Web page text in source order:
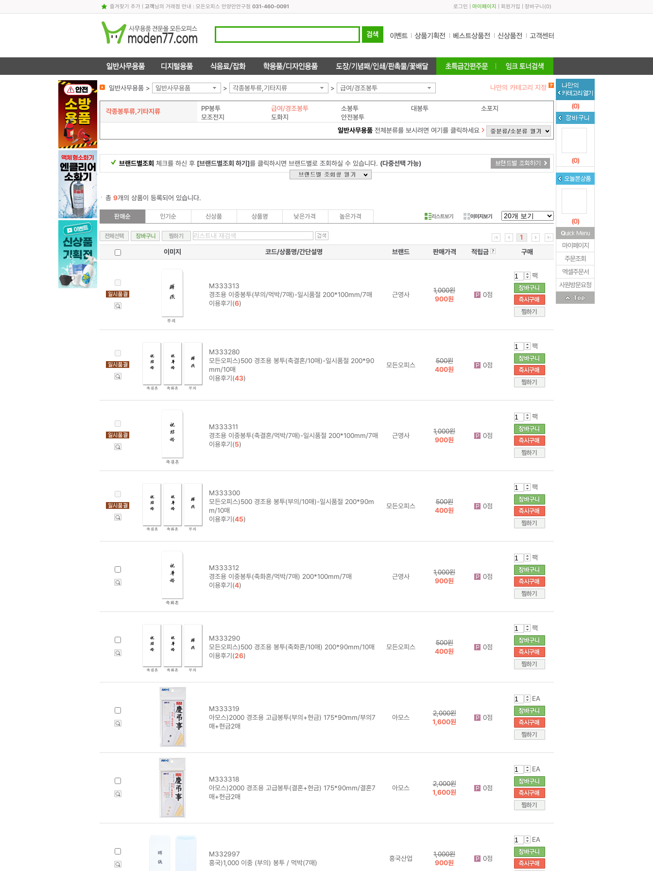
즐겨찾기 추가| 고객님의 거래점 안내 : 모든오피스 안양만안구점 031-460-0091 로그인 마이페이지 회원가입 장바구니 (0)
일반사무용품 > 일반사무용품 > 각종봉투류,기타지류 > 급여/경조봉투 나만의 카테고리 지정
각종봉투류,기타지류 PP봉투 급여/경조봉투 소봉투 대봉투
소포지
모조전지
도화지
안전봉투
일반사무용품전체분류를 보시려면 여기를 클릭하세요
브랜드별조회 체크를 하신 후 [브랜드별조회 하기]를 클릭하시면 브랜드별로 조회하실 수 있습니다. (다중선택 가능)
총 9개의 상품이 등록되어 있습니다.
리스트보기 이미지보기
1
이미지
코드/상품명/간단설명 브랜드 판매가격 적립금 구매
M333313
경조용 이중봉투(부의/먹박/7매)-일시품절 200*100mm/7매
이용후기(6)
근영사
1,000원
900원
0점
팩
M333280
모든오피스)500 경조용 봉투(축결혼/10매)-일시품절 200*90
mm/10매
이용후기(43)
모든오피스
500원
400원
0점
팩
M333311
경조용 이중봉투(축결혼/먹박/7매)-일시품절 200*100mm/7매
이용후기(5)
근영사
1,000원
900원
0점
팩
M333300
모든오피스)500 경조용 봉투(부의/10매)-일시품절 200*90m
m/10매
이용후기(45)
모든오피스
500원
400원
0점
팩
M333312
경조용 이중봉투(축화혼/먹박/7매) 200*100mm/7매
이용후기(4)
근영사
1,000원
900원
0점
팩
M333290
모든오피스)500 경조용 봉투(축화혼/10매) 200*90mm/10매
이용후기(26)
모든오피스
500원
400원
0점
팩
M333319
아모스)2000 경조용 고급봉투(부의+현금) 175*90mm/부의7
매+현금2매
아모스
2,000원
1,600원
0점
EA
M333318
아모스)2000 경조용 고급봉투(결혼+현금) 175*90mm/결혼7
매+현금2매
아모스
2,000원
1,600원
0점
EA
M332997
흥국)1,000 이중 (부의) 봉투 / 먹박(7매)
흥국산업
1,000원
900원
0점
EA
(0)
(0)
(0)
마이페이지
주문조회
엑셀주문서
사원방문요청